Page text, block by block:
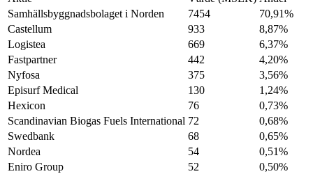
Samhällsbyggnadsbolaget i Norden
7454
70,91%
Castellum
933
8,87%
Logistea
669
6,37%
Fastpartner
442
4,20%
Nyfosa
375
3,56%
Episurf Medical
130
1,24%
Hexicon
76
0,73%
Scandinavian Biogas Fuels International 72
0,68%
Swedbank
68
0,65%
Nordea
54
0,51%
Eniro Group
52
0,50%